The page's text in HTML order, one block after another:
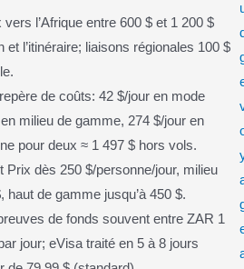
l’Afrique entre 600 $ et 1 200 $
et l’itinéraire; liaisons régionales 100 $
de coûts: 42 $/jour en mode
milieu de gamme, 274 $/jour en
pour deux ≈ 1 497 $ hors vols.
Prix dès 250 $/personne/jour, milieu
haut de gamme jusqu’à 450 $.
de fonds souvent entre ZAR 1
jour; eVisa traité en 5 à 8 jours